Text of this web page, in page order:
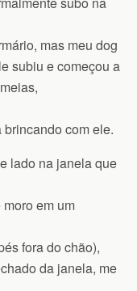
mas meu dog
subiu e começou a
com ele.
lado na janela que
moro em um
fora do chão),
da janela, me